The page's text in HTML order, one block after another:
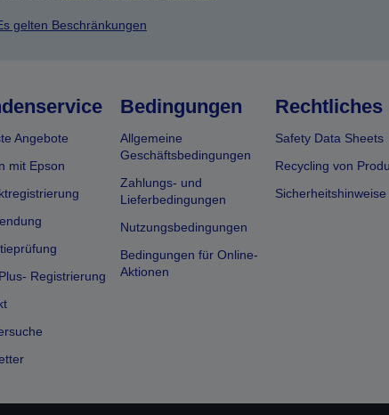
gelten Beschränkungen
Angebote
mit Epson
Registrierung
Bedingungen
Allgemeine
Geschäftsbedingungen
Zahlungs- und
Lieferbedingungen
Nutzungsbedingungen
Bedingungen für Online-
Aktionen
Rechtliches
Safety Data Sheets
Recycling von
Sicherheitshinweise